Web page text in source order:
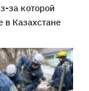
за которой
в Казахстане